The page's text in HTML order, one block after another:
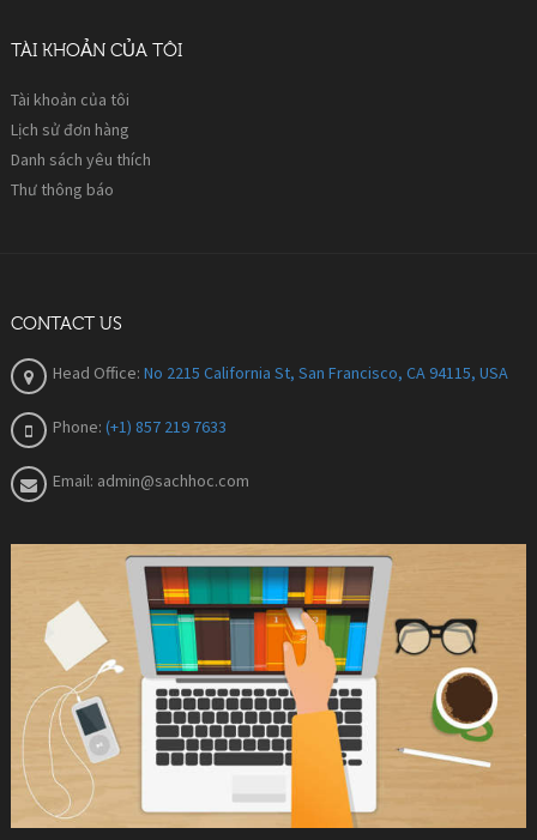
TÀI KHOẢN CỦA TÔI
Tài khoản của tôi
Lịch sử đơn hàng
Danh sách yêu thích
Thư thông báo
CONTACT US
Head Office: No 2215 California St, San Francisco, CA 94115, USA
Phone: (+1) 857 219 7633
Email: admin@sachhoc.com